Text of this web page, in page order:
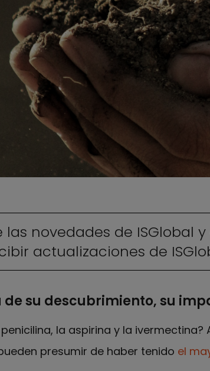
novedades de ISGlobal
actualizaciones de
su descubrimiento, su
la aspirina y la
presumir de haber tenido el